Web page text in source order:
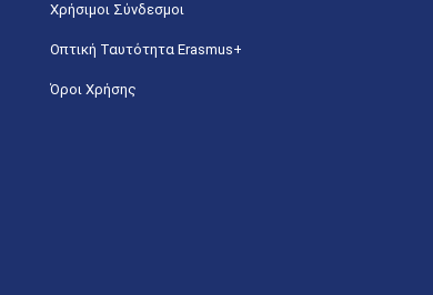
Χρήσιμοι Σύνδεσμοι
Οπτική Ταυτότητα Erasmus+
Όροι Χρήσης